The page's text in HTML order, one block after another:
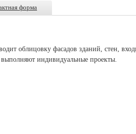
форма
облицовку фасадов зданий, стен,
индивидуальные проекты.